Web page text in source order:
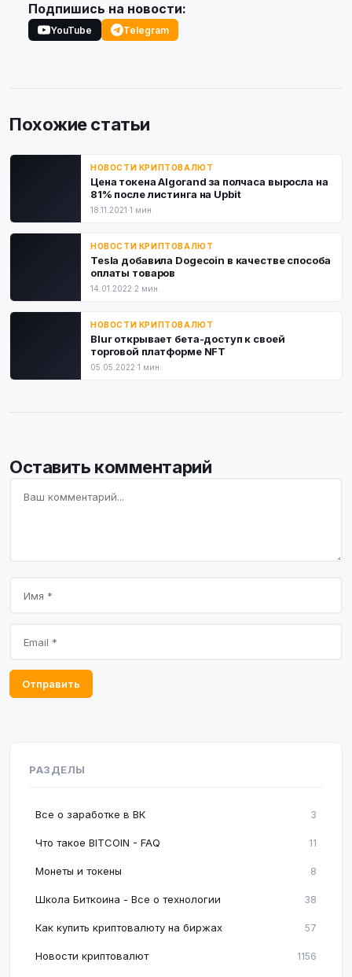
Подпишись на новости:
YouTube Telegram
Похожие статьи
НОВОСТИ КРИПТОВАЛЮТ
Цена токена Algorand за полчаса выросла на
81% после листинга на Upbit
18.11.2021·1 мин.
НОВОСТИ КРИПТОВАЛЮТ
Tesla добавила Dogecoin в качестве способа
оплаты товаров
14.01.2022·2 мин.
НОВОСТИ КРИПТОВАЛЮТ
Blur открывает бета-доступ к своей
торговой платформе NFT
05.05.2022·1 мин.
Оставить комментарий
Отправить
РАЗДЕЛЫ
Все о заработке в ВК 3
Что такое BITCOIN - FAQ 11
Монеты и токены 8
Школа Биткоина - Все о технологии 38
Как купить криптовалюту на биржах 57
Новости криптовалют 1156